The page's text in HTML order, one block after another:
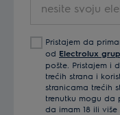
svoju
poštuPristajem da
od Electrolux
pošte. Pristajem i
trećih strana i
stranicama trećih
trenutku mogu da
da imam 18 ili više